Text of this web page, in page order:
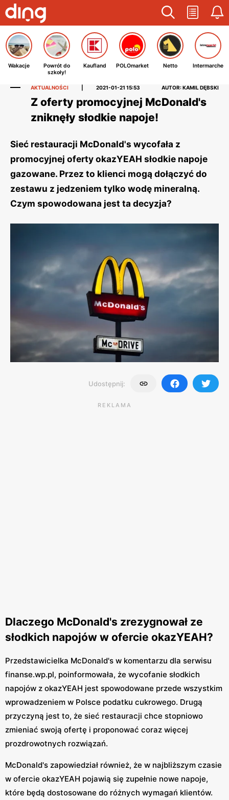
Wakacje
Powrót do
szkoły!
Kaufland POLOmarket Netto Intermarche
AKTUALNOŚCI 2021-01-21 15:53 AUTOR: KAMIL DĘBSKI
Z oferty promocyjnej McDonald's
zniknęły słodkie napoje!
Sieć restauracji McDonald's wycofała z
promocyjnej oferty okazYEAH słodkie napoje
gazowane. Przez to klienci mogą dołączyć do
zestawu z jedzeniem tylko wodę mineralną.
Czym spowodowana jest ta decyzja?
Udostępnij:
REKLAMA
Dlaczego McDonald's zrezygnował ze
słodkich napojów w ofercie okazYEAH?
Przedstawicielka McDonald's w komentarzu dla serwisu
finanse.wp.pl, poinformowała, że wycofanie słodkich
napojów z okazYEAH jest spowodowane przede wszystkim
wprowadzeniem w Polsce podatku cukrowego. Drugą
przyczyną jest to, że sieć restauracji chce stopniowo
zmieniać swoją ofertę i proponować coraz więcej
prozdrowotnych rozwiązań.
McDonald's zapowiedział również, że w najbliższym czasie
w ofercie okazYEAH pojawią się zupełnie nowe napoje,
które będą dostosowane do różnych wymagań klientów.